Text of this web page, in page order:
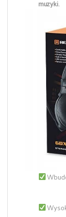
muzyki.